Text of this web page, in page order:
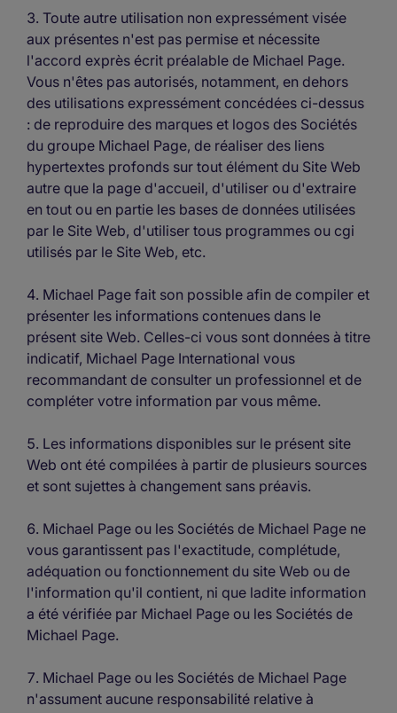
Toute autre utilisation non expressément visée
aux présentes n'est pas permise et nécessite
l'accord exprès écrit préalable de Michael Page.
Vous n'êtes pas autorisés, notamment, en dehors
des utilisations expressément concédées ci-dessus
: de reproduire des marques et logos des Sociétés
du groupe Michael Page, de réaliser des liens
hypertextes profonds sur tout élément du Site Web
autre que la page d'accueil, d'utiliser ou d'extraire
en tout ou en partie les bases de données utilisées
par le Site Web, d'utiliser tous programmes ou cgi
utilisés par le Site Web, etc.
Michael Page fait son possible afin de compiler et
présenter les informations contenues dans le
présent site Web. Celles-ci vous sont données à titre
indicatif, Michael Page International vous
recommandant de consulter un professionnel et de
compléter votre information par vous même.
Les informations disponibles sur le présent site
Web ont été compilées à partir de plusieurs sources
et sont sujettes à changement sans préavis.
Michael Page ou les Sociétés de Michael Page ne
vous garantissent pas l'exactitude, complétude,
adéquation ou fonctionnement du site Web ou de
l'information qu'il contient, ni que ladite information
a été vérifiée par Michael Page ou les Sociétés de
Michael Page.
Michael Page ou les Sociétés de Michael Page
n'assument aucune responsabilité relative à